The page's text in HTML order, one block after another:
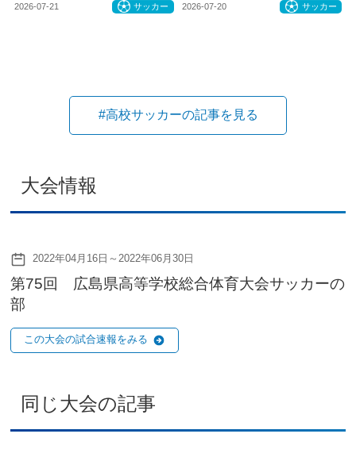
2026-07-21 サッカー 2026-07-20 サッカー
#高校サッカーの記事を見る
大会情報
2022年04月16日～2022年06月30日
第75回 広島県高等学校総合体育大会サッカーの
部
この大会の試合速報をみる
同じ大会の記事